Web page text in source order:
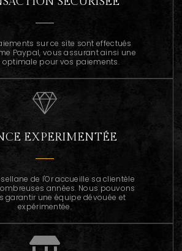
sur ce site sont effectués
Paypal, vous assurant ainsi une
optimale pour vos paiements.
EXPERIMENTÉE
de l'Or accueille sa clientèle
années. Nous pouvons
garantir une équipe dévouée et
expérimentée.